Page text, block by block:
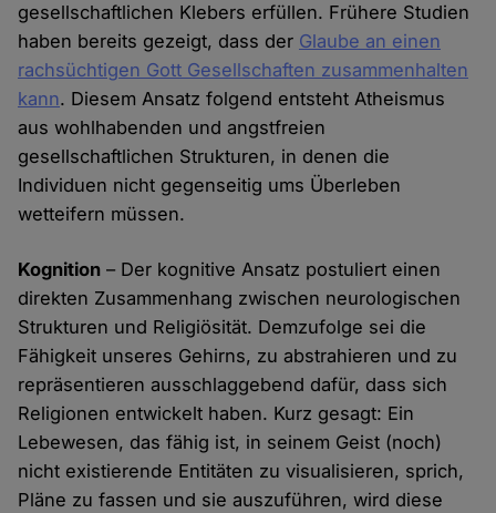
gesellschaftlichen Klebers erfüllen. Frühere Studien
haben bereits gezeigt, dass der Glaube an einen
rachsüchtigen Gott Gesellschaften zusammenhalten
kann. Diesem Ansatz folgend entsteht Atheismus
aus wohlhabenden und angstfreien
gesellschaftlichen Strukturen, in denen die
Individuen nicht gegenseitig ums Überleben
wetteifern müssen.
Kognition – Der kognitive Ansatz postuliert einen
direkten Zusammenhang zwischen neurologischen
Strukturen und Religiösität. Demzufolge sei die
Fähigkeit unseres Gehirns, zu abstrahieren und zu
repräsentieren ausschlaggebend dafür, dass sich
Religionen entwickelt haben. Kurz gesagt: Ein
Lebewesen, das fähig ist, in seinem Geist (noch)
nicht existierende Entitäten zu visualisieren, sprich,
Pläne zu fassen und sie auszuführen, wird diese